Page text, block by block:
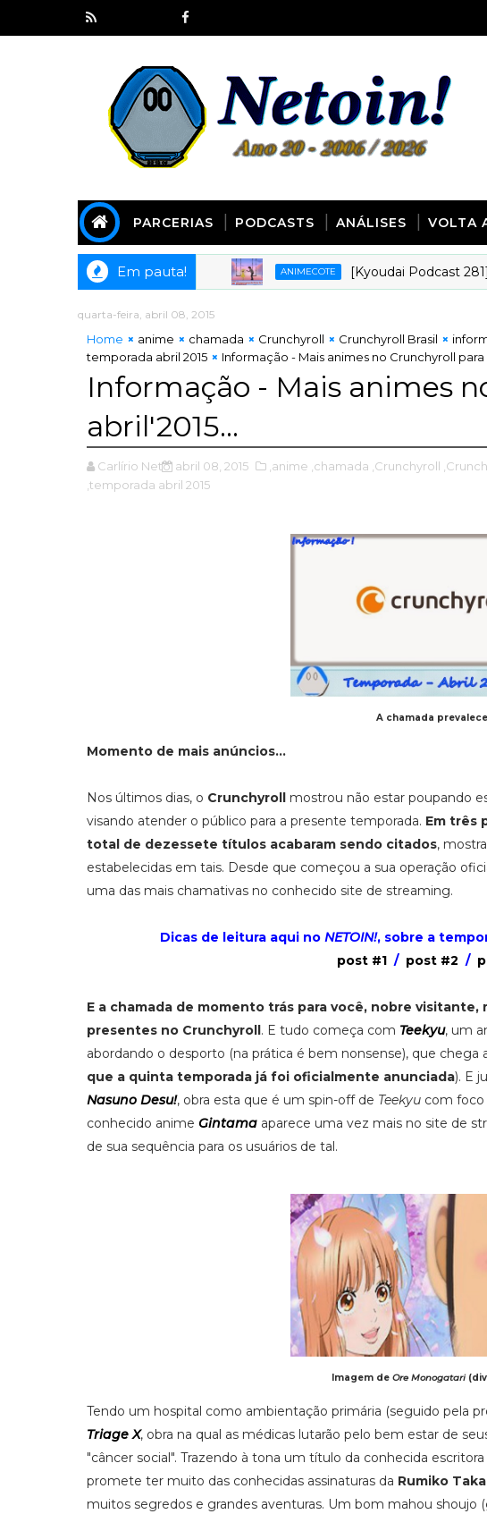
PARCERIAS PODCASTS ANÁLISES VOLTA
Em pauta! ANIMECOTE [Kyoudai Podcast 281]
quarta-feira, abril 08, 2015
Home anime chamada Crunchyroll Crunchyroll Brasil
temporada abril 2015
Informação - Mais animes no Crunchyroll para
Informação - Mais animes
abril'2015...
Carlírio Neto abril 08, 2015 ,anime ,chamada ,Crunchyroll
,temporada abril 2015
A chamada
Momento de mais anúncios...
Nos últimos dias, o Crunchyroll mostrou não estar poupando
visando atender o público para a presente temporada. Em três
total de dezessete títulos acabaram sendo citados,
estabelecidas em tais. Desde que começou a sua operação
uma das mais chamativas no conhecido site de streaming.
Dicas de leitura aqui noNETOIN!, sobre a
post #1 / post #2 /
E a chamada de momento trás para você, nobre
presentes no Crunchyroll. E tudo começa com Teekyu, um
abordando o desporto (na prática é bem nonsense), que chega
que a quinta temporada já foi oficialmente anunciada). E
Nasuno Desu!, obra esta que é um spin-off de Teekyu com foco
conhecido anime Gintama aparece uma vez mais no site de
de sua sequência para os usuários de tal.
Imagem deOre Monogatari
Tendo um hospital como ambientação primária (seguido pela
Triage X, obra na qual as médicas lutarão pelo bem estar de
"câncer social". Trazendo à tona um título da conhecida escritora
promete ter muito das conhecidas assinaturas da Rumiko
muitos segredos e grandes aventuras. Um bom mahou shoujo